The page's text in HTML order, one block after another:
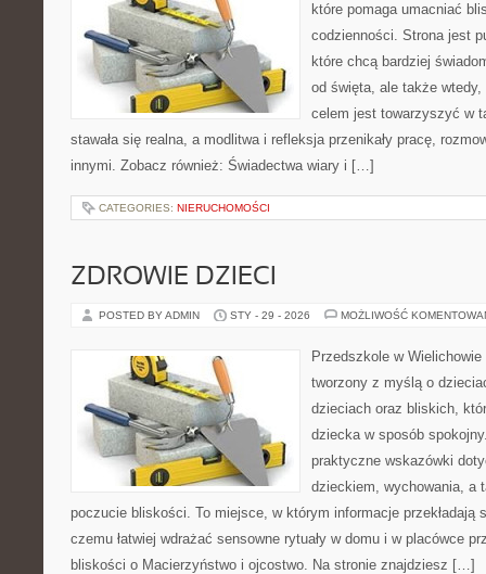
które pomaga umacniać
codzienności. Strona jest
które chcą bardziej
od święta, ale także
celem jest towarzyszyć w
stawała się realna, a modlitwa i refleksja przenikały pracę,
innymi. Zobacz również: Świadectwa wiary i […]
CATEGORIES: NIERUCHOMOŚCI
ZDROWIE DZIECI
POSTED BY ADMIN STY - 29 - 2026 MOŻLIWOŚĆ
Przedszkole w
tworzony z myślą o
dzieciach oraz bliskich,
dziecka w sposób
praktyczne wskazówki
dzieckiem, wychowania, a
poczucie bliskości. To miejsce, w którym informacje przekładają
czemu łatwiej wdrażać sensowne rytuały w domu i w placówce
bliskości o Macierzyństwo i ojcostwo. Na stronie znajdziesz […]